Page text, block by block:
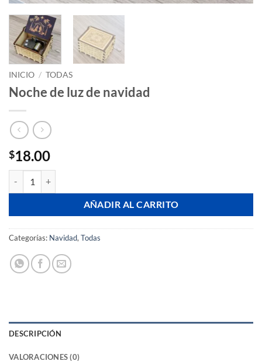
INICIO / TODAS
Noche de luz de navidad
$18.00
AÑADIR AL CARRITO
Categorías: Navidad, Todas
DESCRIPCIÓN
VALORACIONES (0)